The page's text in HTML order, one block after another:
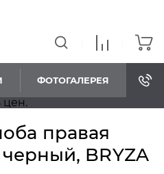
ФОТОГАЛЕРЕЯ
правая
BRYZA